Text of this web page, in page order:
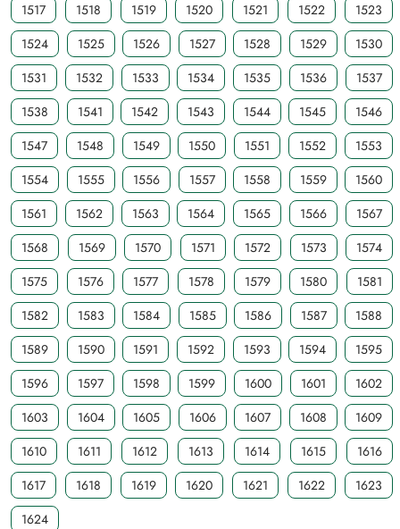
1517
1518 1519 1520 1521 1522
1523
1524
1525 1526 1527 1528 1529
1530
1531
1532 1533 1534 1535 1536
1537
1538
1541 1542 1543 1544 1545
1546
1547
1548 1549 1550 1551 1552
1553
1554
1555 1556 1557 1558 1559
1560
1561
1562 1563 1564 1565 1566
1567
1568
1569 1570 1571 1572 1573
1574
1575
1576 1577 1578 1579 1580
1581
1582
1583 1584 1585 1586 1587
1588
1589
1590 1591 1592 1593 1594
1595
1596
1597 1598 1599 1600 1601
1602
1603
1604 1605 1606 1607 1608
1609
1610
1611 1612 1613 1614 1615
1616
1617
1618 1619 1620 1621 1622
1623
1624